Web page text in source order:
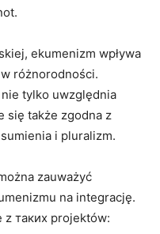
ekumenizm⁤ wpływa
różnorodności.
tylko uwzględnia
się także zgodna z
i pluralizm.
zauważyć
na integrację.
таких projektów: